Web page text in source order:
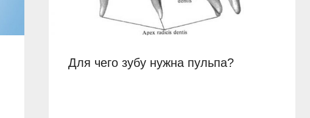
Для чего зубу нужна пульпа?